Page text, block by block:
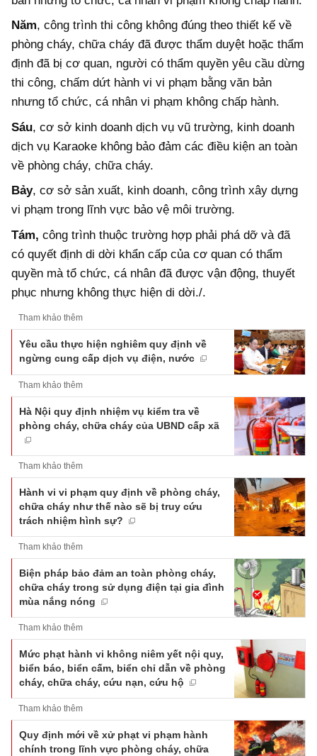
Năm, công trình thi công không đúng theo thiết kế về
phòng cháy, chữa cháy đã được thẩm duyệt hoặc thẩm
định đã bị cơ quan, người có thẩm quyền yêu cầu dừng
thi công, chấm dứt hành vi vi phạm bằng văn bản
nhưng tổ chức, cá nhân vi phạm không chấp hành.
Sáu, cơ sở kinh doanh dịch vụ vũ trường, kinh doanh
dịch vụ Karaoke không bảo đảm các điều kiện an toàn
về phòng cháy, chữa cháy.
Bảy, cơ sở sản xuất, kinh doanh, công trình xây dựng
vi phạm trong lĩnh vực bảo vệ môi trường.
Tám, công trình thuộc trường hợp phải phá dỡ và đã
có quyết định di dời khẩn cấp của cơ quan có thẩm
quyền mà tổ chức, cá nhân đã được vận động, thuyết
phục nhưng không thực hiện di dời./.
Tham khảo thêm
Yêu cầu thực hiện nghiêm quy định về
ngừng cung cấp dịch vụ điện, nước
Tham khảo thêm
Hà Nội quy định nhiệm vụ kiểm tra về
phòng cháy, chữa cháy của UBND cấp xã
Tham khảo thêm
Hành vi vi phạm quy định về phòng cháy,
chữa cháy như thế nào sẽ bị truy cứu
trách nhiệm hình sự?
Tham khảo thêm
Biện pháp bảo đảm an toàn phòng cháy,
chữa cháy trong sử dụng điện tại gia đình
mùa nắng nóng
Tham khảo thêm
Mức phạt hành vi không niêm yết nội quy,
biển báo, biển cấm, biển chỉ dẫn về phòng
cháy, chữa cháy, cứu nạn, cứu hộ
Tham khảo thêm
Quy định mới về xử phạt vi phạm hành
chính trong lĩnh vực phòng cháy, chữa